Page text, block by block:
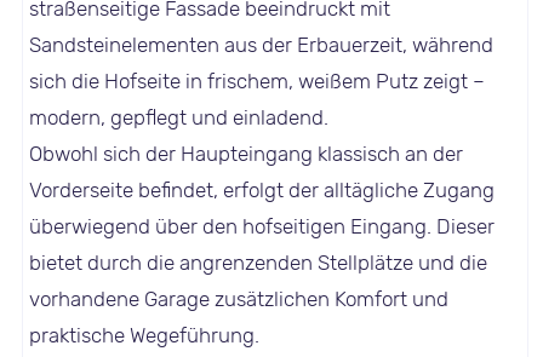
straßenseitige Fassade beeindruckt mit
Sandsteinelementen aus der Erbauerzeit, während
sich die Hofseite in frischem, weißem Putz zeigt –
modern, gepflegt und einladend.
Obwohl sich der Haupteingang klassisch an der
Vorderseite befindet, erfolgt der alltägliche Zugang
überwiegend über den hofseitigen Eingang. Dieser
bietet durch die angrenzenden Stellplätze und die
vorhandene Garage zusätzlichen Komfort und
praktische Wegeführung.